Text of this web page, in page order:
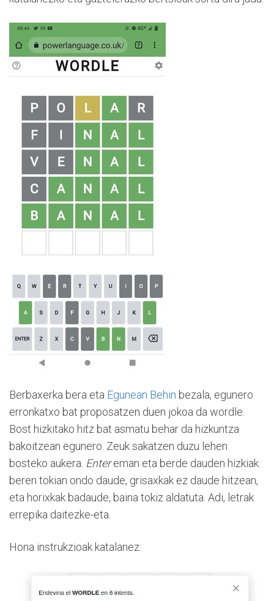
Berbaxerka bera eta Egunean Behin bezala, egunero
erronkatxo bat proposatzen duen jokoa da wordle.
Bost hizkitako hitz bat asmatu behar da hizkuntza
bakoitzean egunero. Zeuk sakatzen duzu lehen
bosteko aukera. Entereman eta berde dauden hizkiak
beren tokian ondo daude, grisaxkak ez daude hitzean,
eta horixkak badaude, baina tokiz aldatuta. Adi, letrak
errepika daitezke-eta.
Hona instrukzioak katalanez: